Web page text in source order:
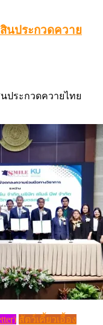
นประกวดควาย
ประกวดควายไทย
สัตว์เคี้ยวเอื้อง